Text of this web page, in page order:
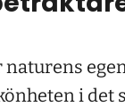
i det